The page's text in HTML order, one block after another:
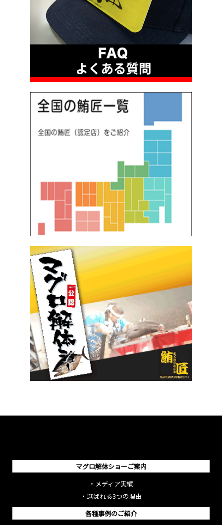
マグロ解体ショーご案内
・ メディア実績
・ 選ばれる3つの理由
各種事例のご紹介